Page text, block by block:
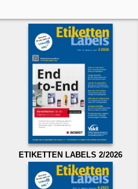
ETIKETTEN LABELS 2/2026